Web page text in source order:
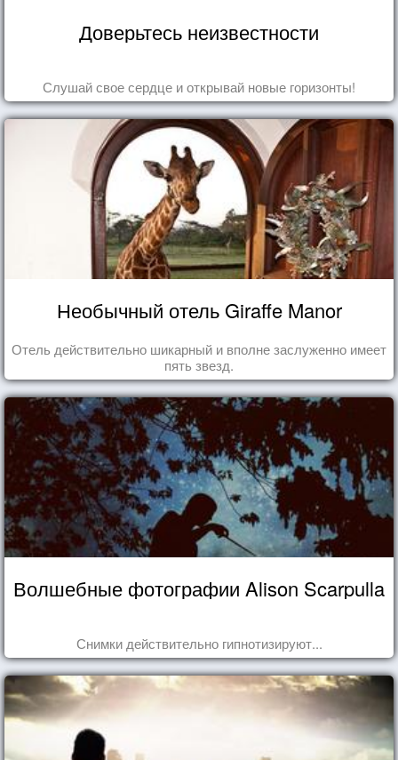
Доверьтесь неизвестности
Слушай свое сердце и открывай новые горизонты!
Необычный отель Giraffe Manor
Отель действительно шикарный и вполне заслуженно имеет
пять звезд.
Волшебные фотографии Alison Scarpulla
Снимки действительно гипнотизируют...